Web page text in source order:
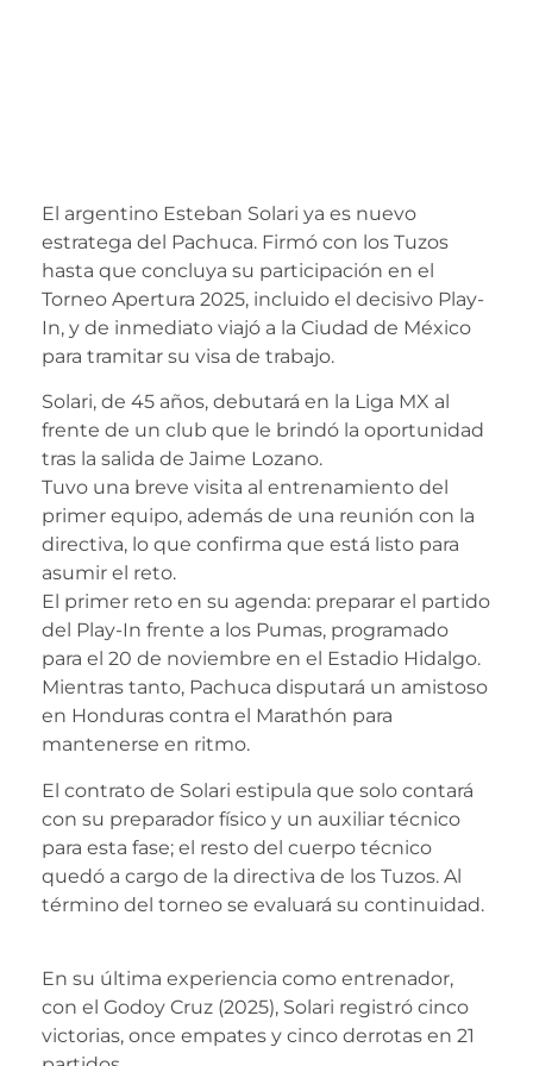
El argentino Esteban Solari ya es nuevo
estratega del Pachuca. Firmó con los Tuzos
hasta que concluya su participación en el
Torneo Apertura 2025, incluido el decisivo Play-
In, y de inmediato viajó a la Ciudad de México
para tramitar su visa de trabajo.
Solari, de 45 años, debutará en la Liga MX al
frente de un club que le brindó la oportunidad
tras la salida de Jaime Lozano.
Tuvo una breve visita al entrenamiento del
primer equipo, además de una reunión con la
directiva, lo que confirma que está listo para
asumir el reto.
El primer reto en su agenda: preparar el partido
del Play-In frente a los Pumas, programado
para el 20 de noviembre en el Estadio Hidalgo.
Mientras tanto, Pachuca disputará un amistoso
en Honduras contra el Marathón para
mantenerse en ritmo.
El contrato de Solari estipula que solo contará
con su preparador físico y un auxiliar técnico
para esta fase; el resto del cuerpo técnico
quedó a cargo de la directiva de los Tuzos. Al
término del torneo se evaluará su continuidad.
En su última experiencia como entrenador,
con el Godoy Cruz (2025), Solari registró cinco
victorias, once empates y cinco derrotas en 21